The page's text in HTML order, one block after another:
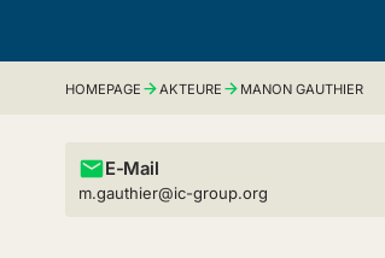
HOMEPAGE AKTEURE MANON GAUTHIER
E-Mail
m.gauthier@ic-group.org